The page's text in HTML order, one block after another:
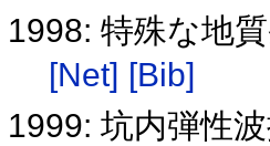
1998: 特殊な地
[Net] [Bib]
1999: 坑内弾性